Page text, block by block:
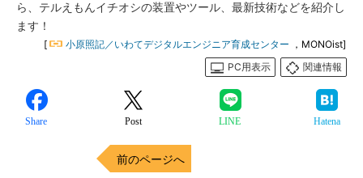
ら、テルえもんイチオシの装置やツール、最新技術などを紹介し
ます！
[ 小原照記／いわてデジタルエンジニア育成センター ，MONOist]
PC用表示
関連情報
Share Post LINE Hatena
前のページへ